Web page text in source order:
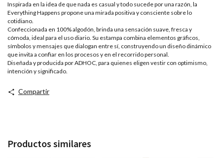
Inspirada en la idea de que nada es casual y todo sucede por una razón, la
Everything Happens propone una mirada positiva y consciente sobre lo
cotidiano.
Confeccionada en 100% algodón, brinda una sensación suave, fresca y
cómoda, ideal para el uso diario. Su estampa combina elementos gráficos,
símbolos y mensajes que dialogan entre sí, construyendo un diseño dinámico
que invita a confiar en los procesos y en el recorrido personal.
Diseñada y producida por ADHOC, para quienes eligen vestir con optimismo,
intención y significado.
Compartir
Productos similares